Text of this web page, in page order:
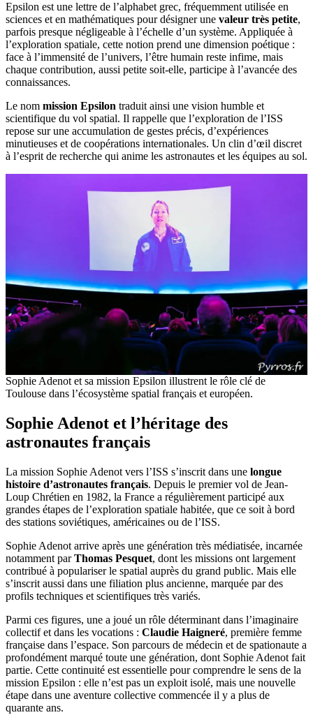
Epsilon est une lettre de l’alphabet grec, fréquemment utilisée en
sciences et en mathématiques pour désigner une valeur très petite,
parfois presque négligeable à l’échelle d’un système. Appliquée à
l’exploration spatiale, cette notion prend une dimension poétique :
face à l’immensité de l’univers, l’être humain reste infime, mais
chaque contribution, aussi petite soit-elle, participe à l’avancée des
connaissances.
Le nom mission Epsilon traduit ainsi une vision humble et
scientifique du vol spatial. Il rappelle que l’exploration de l’ISS
repose sur une accumulation de gestes précis, d’expériences
minutieuses et de coopérations internationales. Un clin d’œil discret
à l’esprit de recherche qui anime les astronautes et les équipes au sol.
Sophie Adenot et sa mission Epsilon illustrent le rôle clé de
Toulouse dans l’écosystème spatial français et européen.
Sophie Adenot et l’héritage des
astronautes français
La mission Sophie Adenot vers l’ISS s’inscrit dans une longue
histoire d’astronautes français. Depuis le premier vol de Jean-
Loup Chrétien en 1982, la France a régulièrement participé aux
grandes étapes de l’exploration spatiale habitée, que ce soit à bord
des stations soviétiques, américaines ou de l’ISS.
Sophie Adenot arrive après une génération très médiatisée, incarnée
notamment parThomas Pesquet, dont les missions ont largement
contribué à populariser le spatial auprès du grand public. Mais elle
s’inscrit aussi dans une filiation plus ancienne, marquée par des
profils techniques et scientifiques très variés.
Parmi ces figures, une a joué un rôle déterminant dans l’imaginaire
collectif et dans les vocations : Claudie Haigneré, première femme
française dans l’espace. Son parcours de médecin et de spationaute a
profondément marqué toute une génération, dont Sophie Adenot fait
partie. Cette continuité est essentielle pour comprendre le sens de la
mission Epsilon : elle n’est pas un exploit isolé, mais une nouvelle
étape dans une aventure collective commencée il y a plus de
quarante ans.